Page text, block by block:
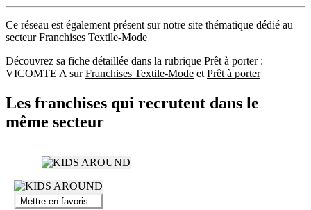
Ce réseau est également présent sur notre site thématique dédié au
secteur Franchises Textile-Mode
Découvrez sa fiche détaillée dans la rubrique Prêt à porter :
VICOMTE A surFranchises Textile-Mode et Prêt à porter
Les franchises qui recrutent dans le
même secteur
Mettre en favoris